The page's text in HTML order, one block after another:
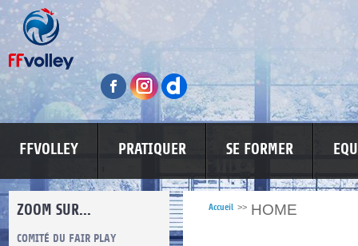
FFVOLLEY PRATIQUER SE FORMER
ZOOM SUR...
COMITÉ DU FAIR PLAY LUTTE CONTRE LES VIOLENCES
Accueil >> HOME